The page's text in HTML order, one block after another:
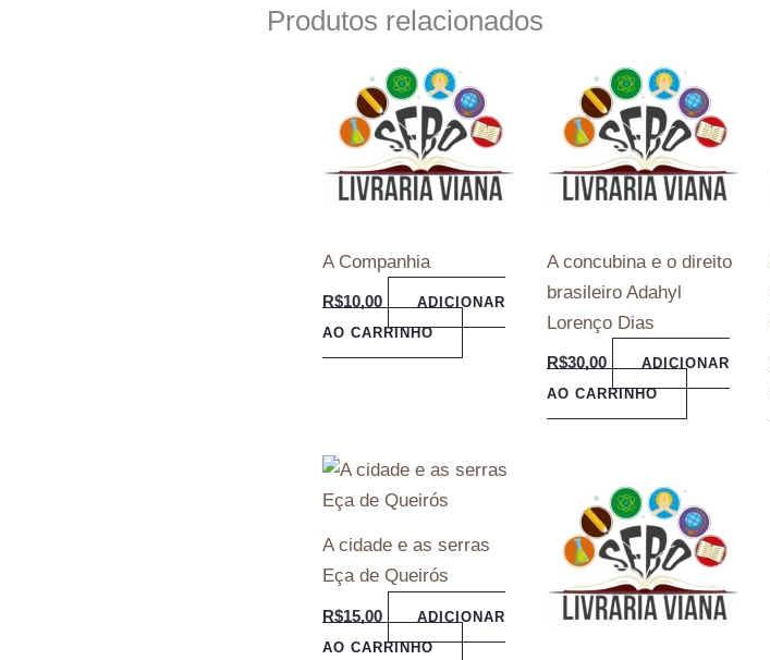
Produtos relacionados
A Companhia
R$10,00
ADICIONAR
AO CARRINHO
A concubina e o direito
brasileiro Adahyl
Lorenço Dias
R$30,00
ADICIONAR
AO CARRINHO
A cidade e as serras
Eça de Queirós
R$15,00
ADICIONAR
AO CARRINHO